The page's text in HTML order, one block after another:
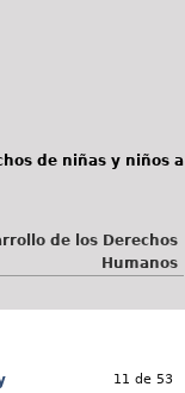
de niñas y niños a
de los Derechos
Humanos
11 de 53